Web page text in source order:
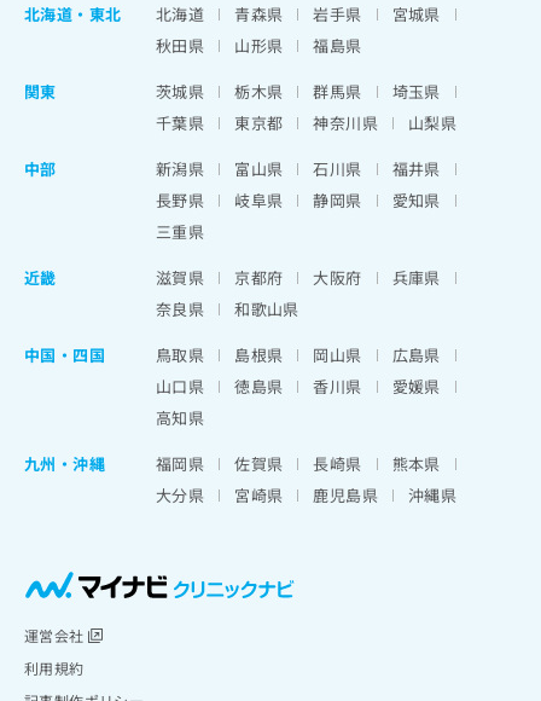
北海道 ・ 東北 北海道 青森県 岩手県
宮城県
秋田県
山形県
福島県
関東
茨城県 栃木県 群馬県
埼玉県
千葉県
東京都 神奈川県
山梨県
中部
新潟県 富山県 石川県
福井県
長野県
岐阜県 静岡県
愛知県
三重県
近畿
滋賀県 京都府 大阪府
兵庫県
奈良県
和歌山県
中国・四国
鳥取県 島根県 岡山県
広島県
山口県
徳島県 香川県
愛媛県
高知県
九州・沖縄
福岡県 佐賀県 長崎県
熊本県
大分県
宮崎県 鹿児島県 沖縄県
運営会社
利用規約